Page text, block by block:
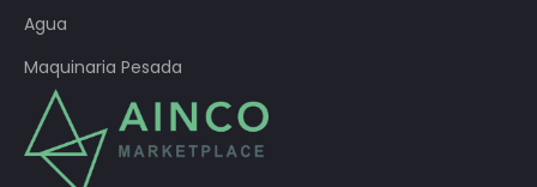
Agua
Maquinaria Pesada